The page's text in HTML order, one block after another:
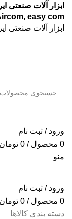
ابزار آلات صنعتی
easy com
ابزار آلات صنعتی
ورود / ثبت نام
0 محصول /
0 تومان
منو
ورود / ثبت نام
0 محصول /
0 تومان
دسته بندی کالاها